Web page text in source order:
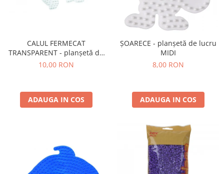
CALUL FERMECAT
TRANSPARENT - planșetă de
lucru MIDI
10,00 RON
ADAUGA IN COS
ȘOARECE - planșetă de lucru
MIDI
8,00 RON
ADAUGA IN COS